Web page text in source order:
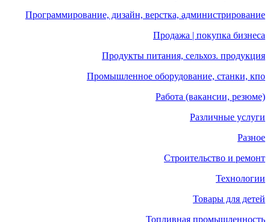
Программирование, дизайн, верстка, администрирование
Продажа | покупка бизнеса
Продукты питания, сельхоз. продукция
Промышленное оборудование, станки, кпо
Работа (вакансии, резюме)
Различные услуги
Разное
Строительство и ремонт
Технологии
Товары для детей
Топливная промышленность